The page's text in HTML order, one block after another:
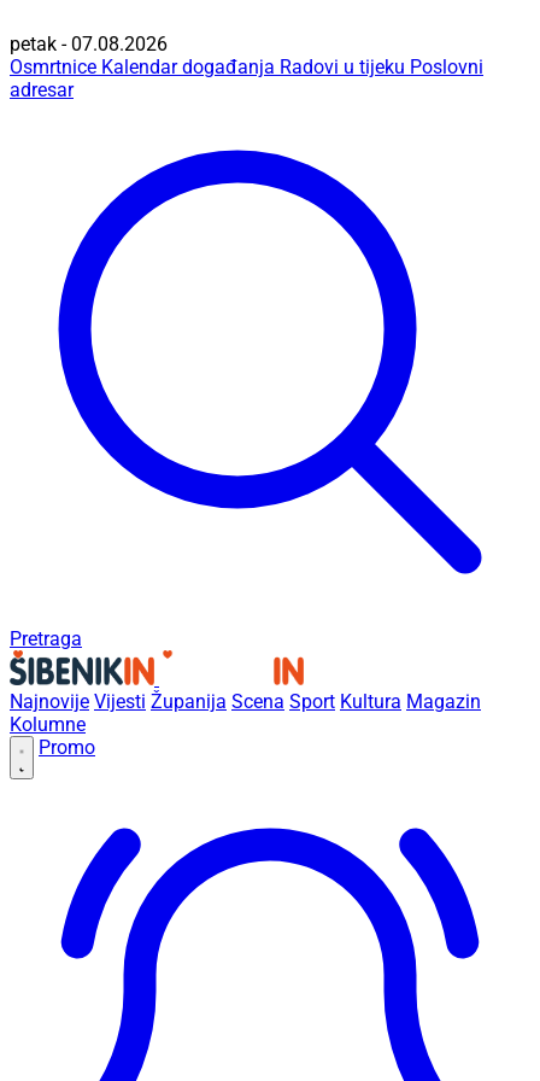
petak - 07.08.2026
Osmrtnice Kalendar događanja Radovi u tijeku Poslovni
adresar
Pretraga
Najnovije Vijesti Županija Scena Sport Kultura Magazin
Kolumne
Promo